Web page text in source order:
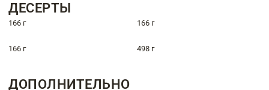
ДЕСЕРТЫ
166 г 166 г
166 г 498 г
ДОПОЛНИТЕЛЬНО